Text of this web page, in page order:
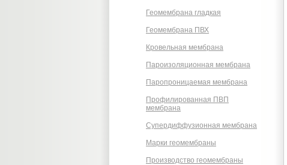
Геомембрана гладкая
Геомембрана ПВХ
Кровельная мембрана
Пароизоляционная мембрана
Паропроницаемая мембрана
Профилированная ПВП
мембрана
Супердиффузионная мембрана
Марки геомембраны
Производство геомембраны